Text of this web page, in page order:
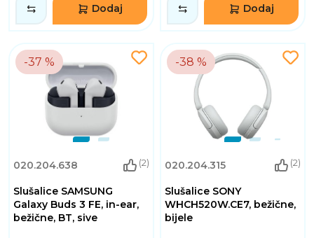
Dodaj Dodaj
-37 %
020.204.638 (2)
Slušalice SAMSUNG
Galaxy Buds 3 FE, in-ear,
bežične, BT, sive
-38 %
020.204.315 (2)
Slušalice SONY
WHCH520W.CE7, bežične,
bijele